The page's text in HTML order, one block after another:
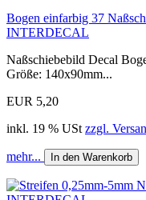
Bogen einfarbig 37
INTERDECAL
Naßschiebebild Decal
Größe: 140x90mm...
EUR 5,20
inkl. 19 % USt zzgl.
mehr... In den Warenkorb